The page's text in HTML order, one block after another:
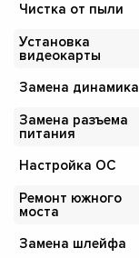
Чистка от пыли
Установка
видеокарты
Замена динамика
Замена разъема
питания
Настройка ОС
Ремонт южного
моста
Замена шлейфа